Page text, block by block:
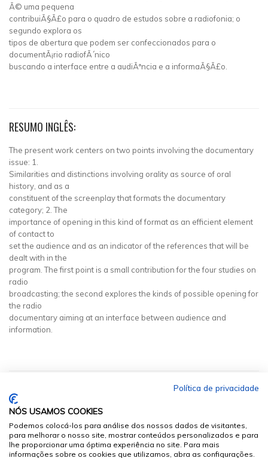
Ã© uma pequena
contribuiÃ§Ã£o para o quadro de estudos sobre a radiofonia; o
segundo explora os
tipos de abertura que podem ser confeccionados para o
documentÃ¡rio radiofÃ´nico
buscando a interface entre a audiÃªncia e a informaÃ§Ã£o.
RESUMO INGLÊS:
The present work centers on two points involving the documentary
issue: 1.
Similarities and distinctions involving orality as source of oral
history, and as a
constituent of the screenplay that formats the documentary
category; 2. The
importance of opening in this kind of format as an efficient element
of contact to
set the audience and as an indicator of the references that will be
dealt with in the
program. The first point is a small contribution for the four studies on
radio
broadcasting; the second explores the kinds of possible opening for
the radio
documentary aiming at an interface between audience and
information.
Política de privacidade
NÓS USAMOS COOKIES
Podemos colocá-los para análise dos nossos dados de visitantes,
para melhorar o nosso site, mostrar conteúdos personalizados e para
lhe proporcionar uma óptima experiência no site. Para mais
informações sobre os cookies que utilizamos, abra as configurações.